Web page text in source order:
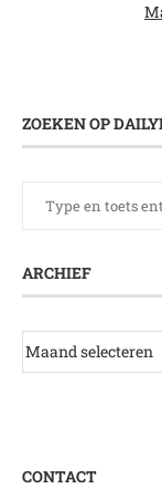
ZOEKEN OP
ARCHIEF
CONTACT